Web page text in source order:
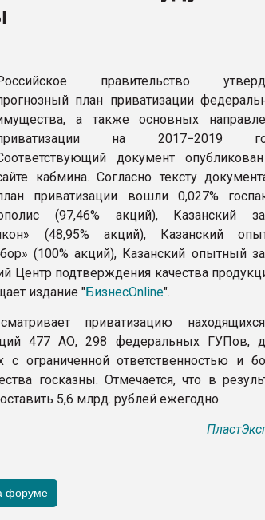
правительство
план приватизации
а также основных
на 2017−2019
документ
кабмина. Согласно тексту
приватизации вошли 0,027%
(97,46% акций), Казанский
(48,95% акций), Казанский
(100% акций), Казанский опытный
Центр подтверждения качества
издание "БизнесOnline".
приватизацию
477 АО, 298 федеральных ГУПов,
ограниченной ответственностью и
госказны. Отмечается, что в
5,6 млрд. рублей ежегодно.